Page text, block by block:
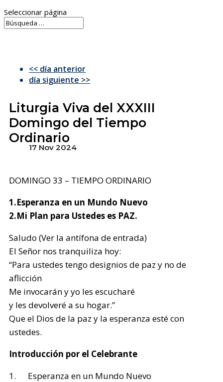
Seleccionar página
<< día anterior
día siguiente >>
Liturgia Viva del XXXIII
Domingo del Tiempo
Ordinario
17 Nov 2024
DOMINGO 33 – TIEMPO ORDINARIO
1.Esperanza en un Mundo Nuevo
2.Mi Plan para Ustedes es PAZ.
Saludo (Ver la antífona de entrada)
El Señor nos tranquiliza hoy:
“Para ustedes tengo designios de paz y no de
aflicción
Me invocarán y yo les escucharé
y les devolveré a su hogar.”
Que el Dios de la paz y la esperanza esté con
ustedes.
Introducción por el Celebrante
1. Esperanza en un Mundo Nuevo